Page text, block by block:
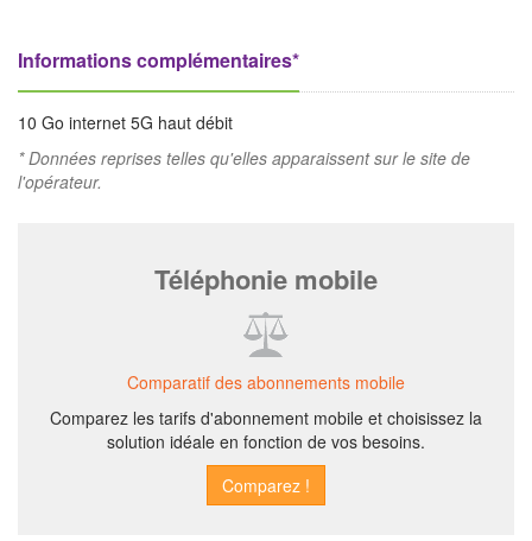
Informations complémentaires*
10 Go internet 5G haut débit
* Données reprises telles qu'elles apparaissent sur le site de
l'opérateur.
Téléphonie mobile
Comparatif des abonnements mobile
Comparez les tarifs d'abonnement mobile et choisissez la
solution idéale en fonction de vos besoins.